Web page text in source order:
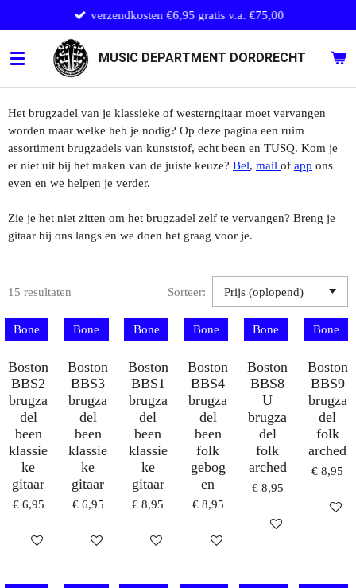
direct
naar
de
hoofdinhoud
MUSIC DEPARTMENT DORDRECHT
verzendkosten €6,95 gratis v.a. €75,00
Het brugzadel van je klassieke of westerngitaar moet vervangen
worden maar welke heb je nodig? Op deze pagina een ruim
assortiment brugzadels van kunststof, echt been en TUSQ. Kom je
er niet uit bij het maken van de juiste keuze? Bel, mail of app ons
even en we helpen je verder.
Zie je het niet zitten om het brugzadel zelf te vervangen? Breng je
gitaar bij ons langs en we doen het graag voor je.
15 resultaten Sorteer:
Bone
Boston
BBS2
brugza
del
been
klassie
ke
gitaar
€ 6,95
IN WINKELWAGEN
Bone
Boston
BBS3
brugza
del
been
klassie
ke
gitaar
€ 6,95
IN WINKELWAGEN
Bone
Boston
BBS1
brugza
del
been
klassie
ke
gitaar
€ 8,95
IN WINKELWAGEN
Bone
Boston
BBS4
brugza
del
been
folk
gebog
en
€ 8,95
IN WINKELWAGEN
Bone
Boston
BBS8
U
brugza
del
folk
arched
€ 8,95
IN
Bone
Boston
BBS9
brugza
del
folk
arched
€ 8,95
IN